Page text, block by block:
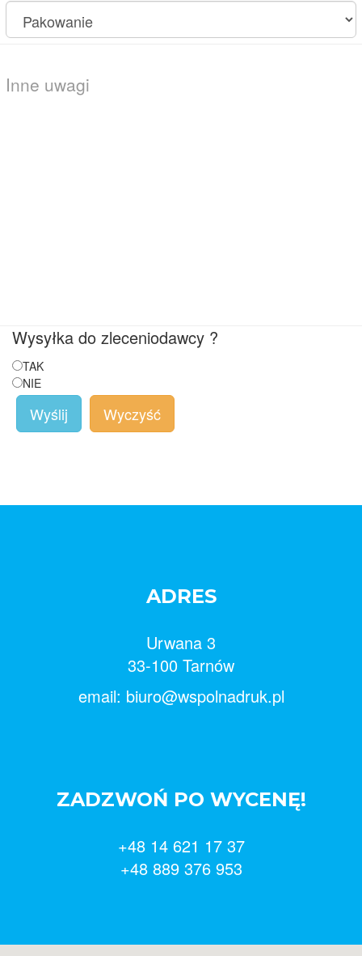
Wysyłka do zleceniodawcy ?
TAK
NIE
Wyślij Wyczyść
ADRES
Urwana 3
33-100 Tarnów
email: biuro@wspolnadruk.pl
ZADZWOŃ PO WYCENĘ!
+48 14 621 17 37
+48 889 376 953